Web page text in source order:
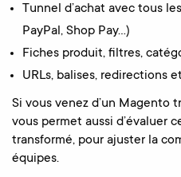
Tunnel d’achat avec tous
PayPal, Shop Pay…)
Fiches produit, filtres,
URLs, balises, redirections
Si vous venez d’un Magento
vous permet aussi d’évaluer
transformé, pour ajuster la
équipes.